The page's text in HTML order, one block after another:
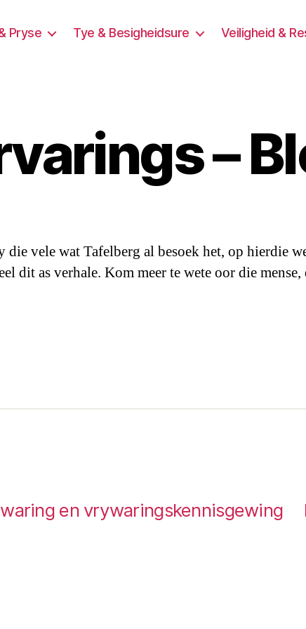
Pryse Tye & Besigheidsure Veiligheid &
–
vele wat Tafelberg al besoek het, op hierdie
dit as verhale. Kom meer te wete oor die
en vrywaringskennisgewing